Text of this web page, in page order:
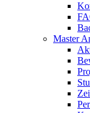
Master